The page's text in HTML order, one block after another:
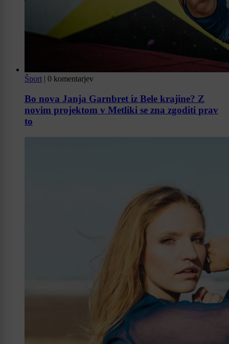
Šport | 0 komentarjev
Bo nova Janja Garnbret iz Bele krajine? Z
novim projektom v Metliki se zna zgoditi prav
to